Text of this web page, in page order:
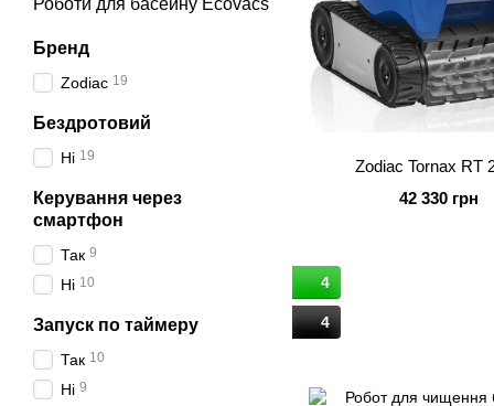
Zodiac Tornax RT
42 330 грн
4
4
Роботи для басейну Ecovacs
Бренд
Zodiac 19
Бездротовий
Ні 19
Керування через
смартфон
Так 9
Ні 10
Запуск по таймеру
Так 10
Ні 9